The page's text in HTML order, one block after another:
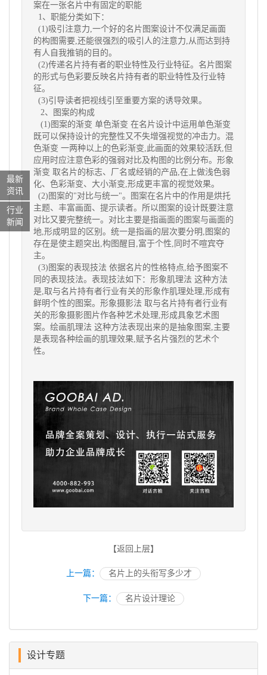
案在一张名片中有固定的职能
1、职能分类如下：
(1)吸引注意力,一个好的名片图案设计不仅满足画面
的构图需要,还能很强烈的吸引人的注意力,从而达到持
有人自我推销的目的。
(2)传递名片持有者的职业特性及行业特征。名片图案
的形式与色彩要反映名片持有者的职业特性及行业特
征。
(3)引导读者把视线引至重要方案的诱导效果。
2、图案的构成
(1)图案的渐变 单色渐变 在名片设计中运用单色渐变
既可以保持设计的完整性又不失增强视觉的冲击力。混
色渐变 一两种以上的色彩渐变,此画面的效果较活跃,但
应用时应注意色彩的强弱对比及构图的比例分布。形象
渐变 取名片的标志、厂名或经销的产品,在上做浅色弱
化、色彩渐变、大小渐变,形成更丰富的视觉效果。
(2)图案的"对比与统一"。图案在名片中的作用是烘托
主题、丰富画面、提示读者。所以图案的设计既要注意
对比又要完整统一。对比主要是指画面的图案与画面的
地,形成明显的区别。统一是指画的层次要分明,图案的
存在是使主题突出,构图醒目,富于个性,同时不喧宾夺
主。
(3)图案的表现技法 依据名片的性格特点,给予图案不
同的表现技法。表现技法如下：形象肌理法 这种方法
是,取与名片持有者行业有关的形象作肌理处理,形成有
鲜明个性的图案。形象摄影法 取与名片持有者行业有
关的形象摄影图片作各种艺术处理,形成具象艺术图
案。绘画肌理法 这种方法表现出来的是抽象图案,主要
是表现各种绘画的肌理效果,赋予名片强烈的艺术个
性。
【返回上层】
上一篇： 名片上的头衔写多少才
下一篇： 名片设计理论
设计专题
最新
资讯
行业
新闻